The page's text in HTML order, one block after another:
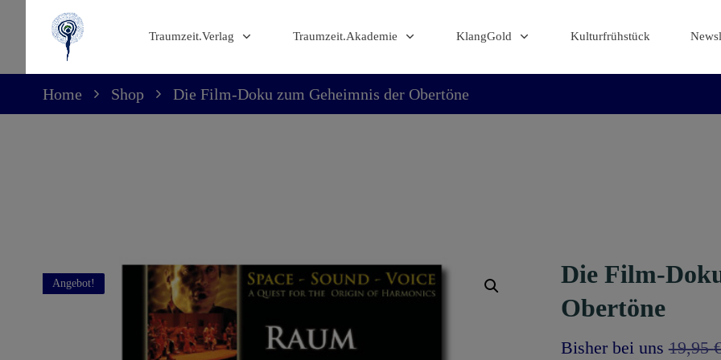
Traumzeit.Verlag Traumzeit.Akademie KlangGold Kulturfrühstück
Home Shop Die Film-Doku zum Geheimnis der Obertöne
Angebot!
Die Film-
Obertöne
Bisher bei uns 19,95